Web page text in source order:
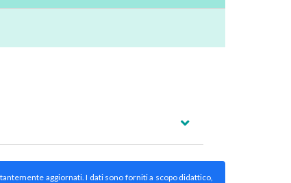
aggiornati. I dati sono forniti a scopo didattico,